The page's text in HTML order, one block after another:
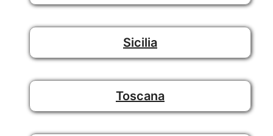
Sicilia
Toscana